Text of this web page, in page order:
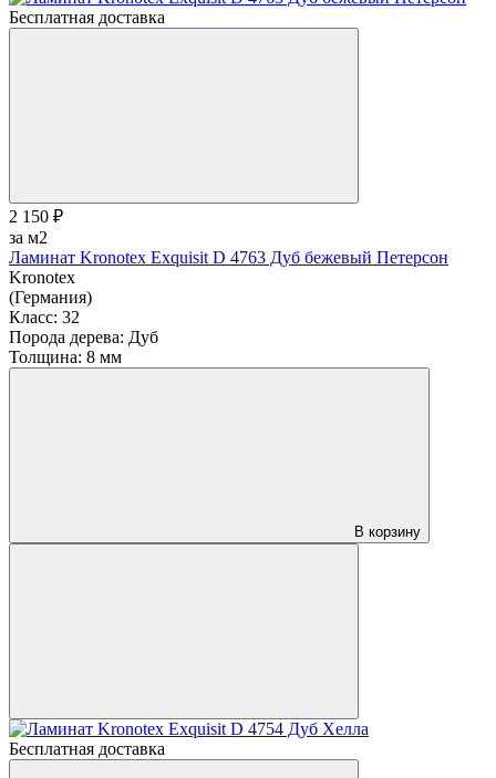
Бесплатная доставка
2 150 ₽
за м2
Ламинат Kronotex Exquisit D 4763 Дуб бежевый Петерсон
Kronotex
(Германия)
Класс: 32
Порода дерева: Дуб
Толщина: 8 мм
В корзину
Бесплатная доставка